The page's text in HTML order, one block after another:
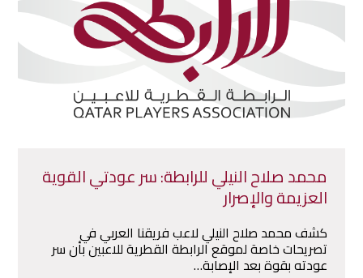
محمد صلاح النيلي للرابطة: سر عودتي القوية
العزيمة والإصرار
كشف محمد صلاح النيلي لاعب فريقنا العربي في
تصريحات خاصة لموقع الرابطة القطرية للاعبين بأن سر
عودته بقوة بعد الإصابة…